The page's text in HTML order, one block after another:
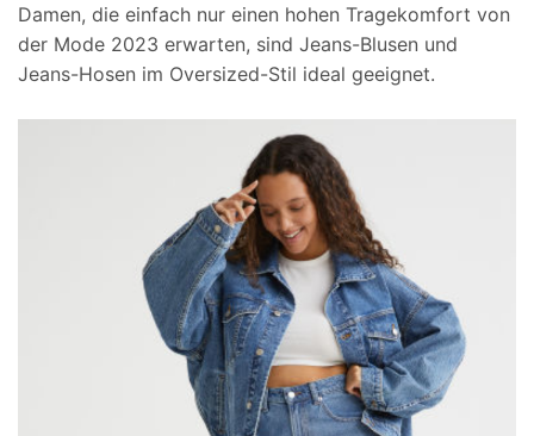
Damen, die einfach nur einen hohen Tragekomfort von
der Mode 2023 erwarten, sind Jeans-Blusen und
Jeans-Hosen im Oversized-Stil ideal geeignet.